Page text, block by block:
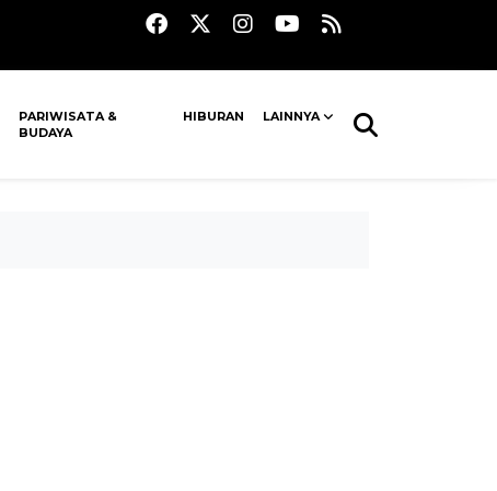
PARIWISATA &
BUDAYA
HIBURAN LAINNYA